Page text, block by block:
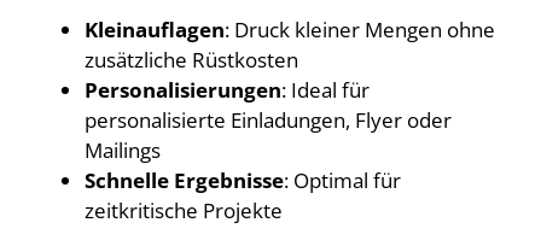
Kleinauflagen: Druck kleiner Mengen ohne
zusätzliche Rüstkosten
Personalisierungen: Ideal für
personalisierte Einladungen, Flyer oder
Mailings
Schnelle Ergebnisse: Optimal für
zeitkritische Projekte